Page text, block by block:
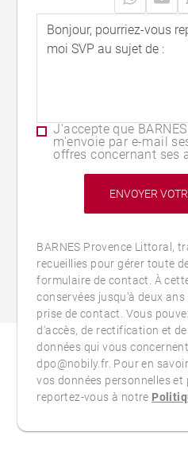
J'accepte que
m'envoie par e-mail
offres concernant ses
BARNES Provence Littoral,
recueillies pour gérer toute
formulaire de contact. À
conservées jusqu’à deux
prise de contact. Vous
d'accès, de rectification et
données qui vous
dpo@nobily.fr. Pour en
vos données personnelles
reportez-vous à notre